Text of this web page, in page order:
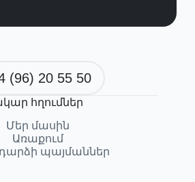
(96) 20 55 50
հղումներ
Մեր մասին
Առաքում
պայմաններ